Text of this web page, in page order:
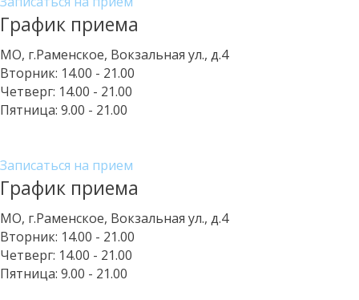
График приема
МО, г.Раменское, Вокзальная ул., д.4
Вторник: 14.00 - 21.00
Четверг: 14.00 - 21.00
Пятница: 9.00 - 21.00
Записаться на прием
График приема
МО, г.Раменское, Вокзальная ул., д.4
Вторник: 14.00 - 21.00
Четверг: 14.00 - 21.00
Пятница: 9.00 - 21.00